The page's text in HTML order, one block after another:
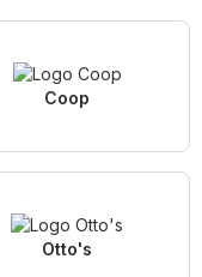
Coop
Otto's